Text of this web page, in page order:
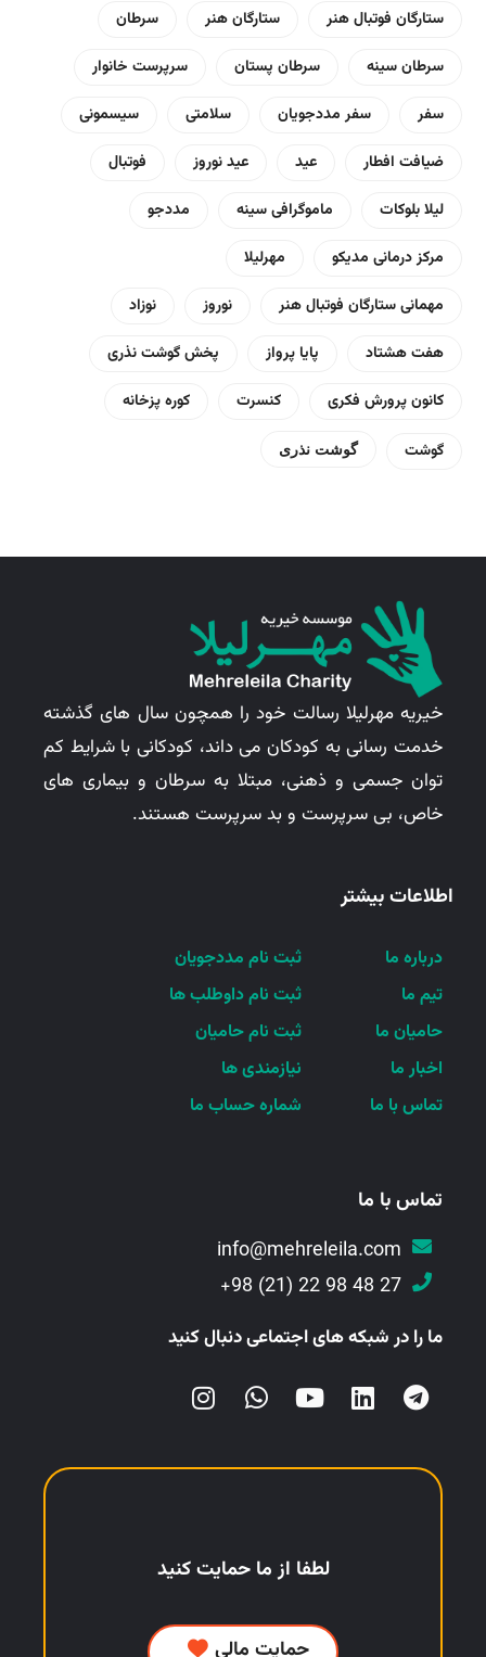
ستارگان فوتبال هنر
ستارگان هنر
سرطان
سرطان سینه
سرطان پستان
سرپرست خانوار
سفر
سفر مددجویان سلامتی
سیسمونی
ضیافت افطار
عید عید نوروز
فوتبال
لیلا بلوکات
ماموگرافی سینه
مددجو
مرکز درمانی مدیکو
مهرلیلا
مهمانی ستارگان فوتبال هنر
نوروز
نوزاد
هفت هشتاد
پایا پرواز
پخش گوشت نذری
کانون پرورش فکری
کنسرت کوره پزخانه
گوشت گوشت نذری
خیریه مهرلیلا رسالت خود را همچون سال های گذشته
خدمت رسانی به کودکان می داند، کودکانی با شرایط کم
توان جسمی و ذهنی، مبتلا به سرطان و بیماری های
خاص، بی سرپرست و بد سرپرست هستند.
اطلاعات بیشتر
درباره ما
تیم ما
حامیان ما
اخبار ما
تماس با ما
ثبت نام مددجویان
ثبت نام داوطلب ها
ثبت نام حامیان
نیازمندی ها
شماره حساب ما
تماس با ما
info@mehreleila.com
27 48 98 22 (21) 98+
ما را در شبکه های اجتماعی دنبال کنید
لطفا از ما حمایت کنید
حمایت مالی